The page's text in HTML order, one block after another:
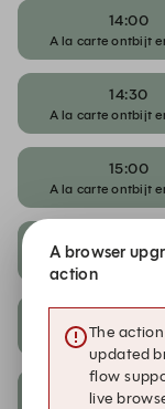
14:00
A la carte ontbijt
14:30
A la carte ontbijt
15:00
A la carte ontbijt
A la carte ontbijt
A la carte ontbijt
16:30
A browser
action
The
updated
flow
live